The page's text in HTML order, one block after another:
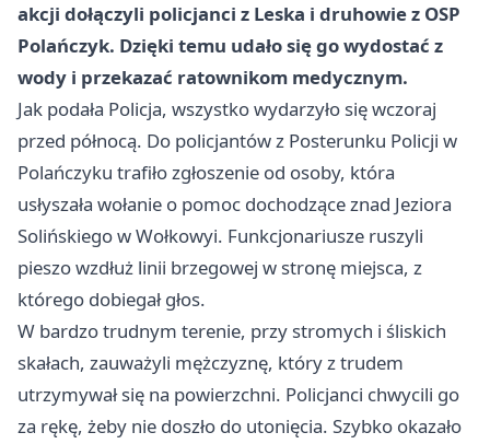
akcji dołączyli policjanci z Leska i druhowie z OSP
Polańczyk. Dzięki temu udało się go wydostać z
wody i przekazać ratownikom medycznym.
Jak podała Policja, wszystko wydarzyło się wczoraj
przed północą. Do policjantów z Posterunku Policji w
Polańczyku trafiło zgłoszenie od osoby, która
usłyszała wołanie o pomoc dochodzące znad Jeziora
Solińskiego w Wołkowyi. Funkcjonariusze ruszyli
pieszo wzdłuż linii brzegowej w stronę miejsca, z
którego dobiegał głos.
W bardzo trudnym terenie, przy stromych i śliskich
skałach, zauważyli mężczyznę, który z trudem
utrzymywał się na powierzchni. Policjanci chwycili go
za rękę, żeby nie doszło do utonięcia. Szybko okazało